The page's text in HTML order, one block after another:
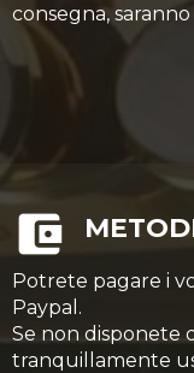
consegna,
Potrete pagare i
Paypal.
Se non disponete
tranquillamente